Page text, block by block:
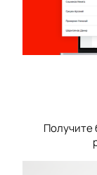
Получите